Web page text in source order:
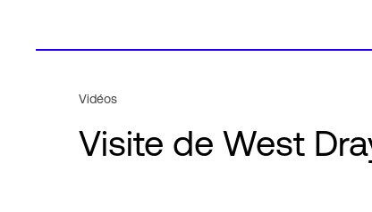
Vidéos
Visite de West